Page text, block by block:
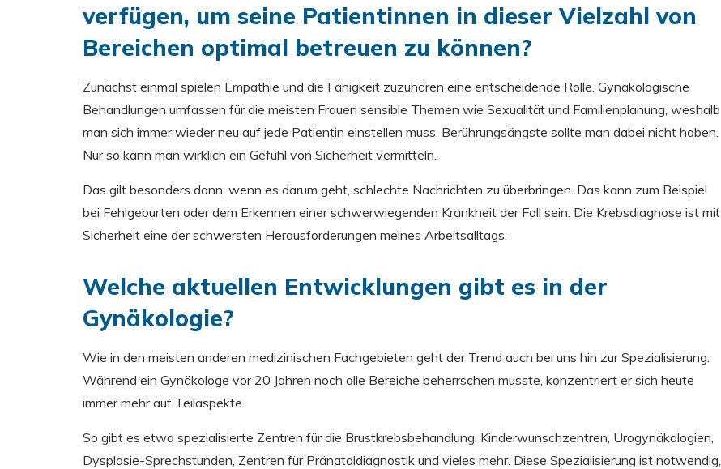
verfügen, um seine Patientinnen in dieser Vielzahl von
Bereichen optimal betreuen zu können?
Zunächst einmal spielen Empathie und die Fähigkeit zuzuhören eine entscheidende Rolle. Gynäkologische
Behandlungen umfassen für die meisten Frauen sensible Themen wie Sexualität und Familienplanung, weshalb
man sich immer wieder neu auf jede Patientin einstellen muss. Berührungsängste sollte man dabei nicht haben.
Nur so kann man wirklich ein Gefühl von Sicherheit vermitteln.
Das gilt besonders dann, wenn es darum geht, schlechte Nachrichten zu überbringen. Das kann zum Beispiel
bei Fehlgeburten oder dem Erkennen einer schwerwiegenden Krankheit der Fall sein. Die Krebsdiagnose ist mit
Sicherheit eine der schwersten Herausforderungen meines Arbeitsalltags.
Welche aktuellen Entwicklungen gibt es in der
Gynäkologie?
Wie in den meisten anderen medizinischen Fachgebieten geht der Trend auch bei uns hin zur Spezialisierung.
Während ein Gynäkologe vor 20 Jahren noch alle Bereiche beherrschen musste, konzentriert er sich heute
immer mehr auf Teilaspekte.
So gibt es etwa spezialisierte Zentren für die Brustkrebsbehandlung, Kinderwunschzentren, Urogynäkologien,
Dysplasie-Sprechstunden, Zentren für Pränataldiagnostik und vieles mehr. Diese Spezialisierung ist notwendig,